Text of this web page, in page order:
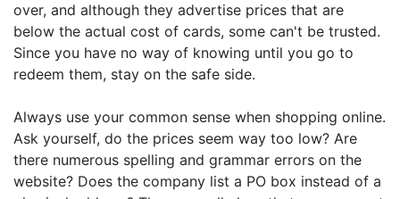
over, and although they advertise prices that are
below the actual cost of cards, some can't be trusted.
Since you have no way of knowing until you go to
redeem them, stay on the safe side.
Always use your common sense when shopping online.
Ask yourself, do the prices seem way too low? Are
there numerous spelling and grammar errors on the
website? Does the company list a PO box instead of a